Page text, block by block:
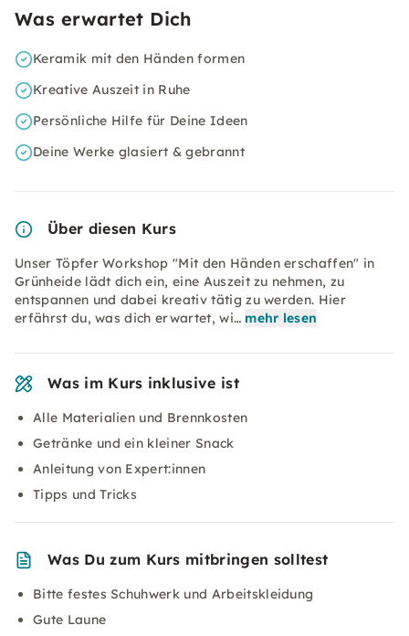
Was erwartet Dich
Keramik mit den Händen formen
Kreative Auszeit in Ruhe
Persönliche Hilfe für Deine Ideen
Deine Werke glasiert & gebrannt
Über diesen Kurs
Unser Töpfer Workshop "Mit den Händen erschaffen" in
Grünheide lädt dich ein, eine Auszeit zu nehmen, zu
entspannen und dabei kreativ tätig zu werden. Hier
erfährst du, was dich erwartet, wi… mehr lesen
Was im Kurs inklusive ist
Alle Materialien und Brennkosten
Getränke und ein kleiner Snack
Anleitung von Expert:innen
Tipps und Tricks
Was Du zum Kurs mitbringen solltest
Bitte festes Schuhwerk und Arbeitskleidung
Gute Laune